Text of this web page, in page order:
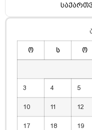
ო ს ო
3 4 5
10 11 12
17 18 19